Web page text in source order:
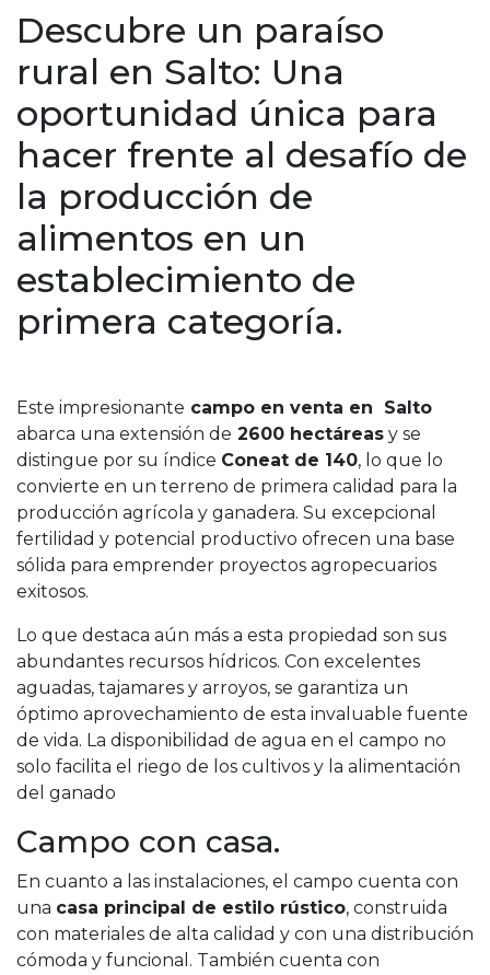
Descubre un paraíso
rural en Salto: Una
oportunidad única para
hacer frente al desafío de
la producción de
alimentos en un
establecimiento de
primera categoría.
Este impresionante campo en venta en Salto
abarca una extensión de 2600 hectáreas y se
distingue por su índice Coneat de 140, lo que lo
convierte en un terreno de primera calidad para la
producción agrícola y ganadera. Su excepcional
fertilidad y potencial productivo ofrecen una base
sólida para emprender proyectos agropecuarios
exitosos.
Lo que destaca aún más a esta propiedad son sus
abundantes recursos hídricos. Con excelentes
aguadas, tajamares y arroyos, se garantiza un
óptimo aprovechamiento de esta invaluable fuente
de vida. La disponibilidad de agua en el campo no
solo facilita el riego de los cultivos y la alimentación
del ganado
Campo con casa.
En cuanto a las instalaciones, el campo cuenta con
una casa principal de estilo rústico, construida
con materiales de alta calidad y con una distribución
cómoda y funcional. También cuenta con